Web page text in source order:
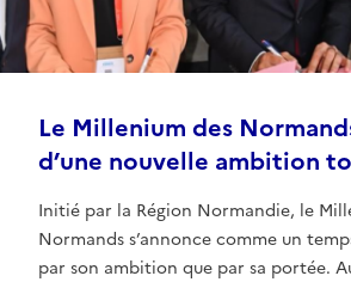
Le Millenium des
d’une nouvelle ambition
Initié par la Région Normandie, le
Normands s’annonce comme un
par son ambition que par sa portée.